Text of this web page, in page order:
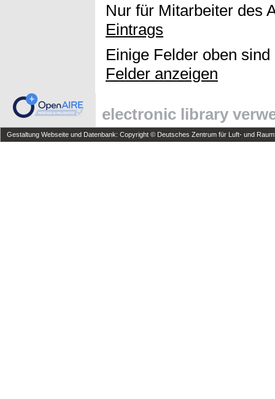
Nur für Mitarbeiter des
Eintrags
Einige Felder oben
Felder anzeigen
electronic library
Gestaltung Webseite und Datenbank: Copyright © Deutsches Zentrum für Luft- und